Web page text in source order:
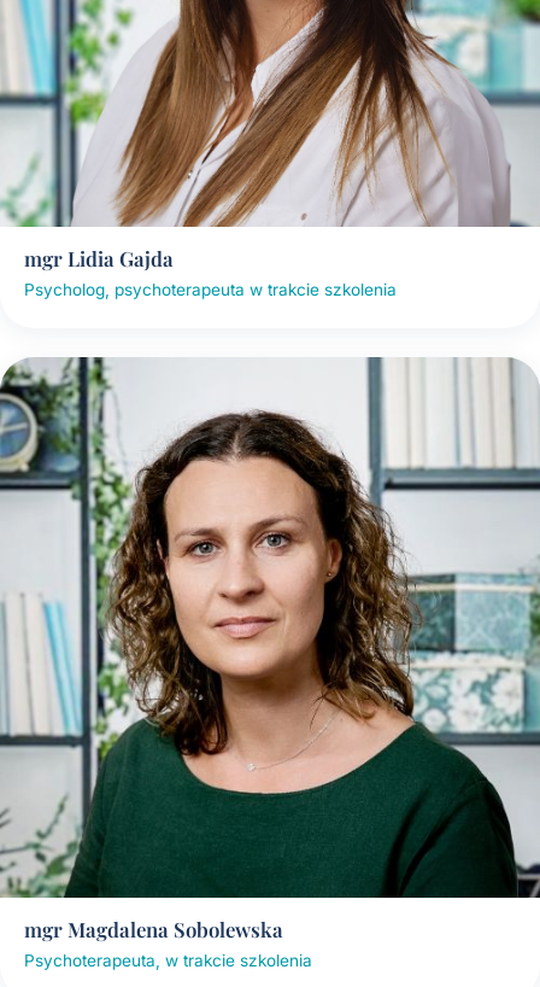
mgr Lidia Gajda
Psycholog, psychoterapeuta w trakcie szkolenia
mgr Magdalena Sobolewska
Psychoterapeuta, w trakcie szkolenia